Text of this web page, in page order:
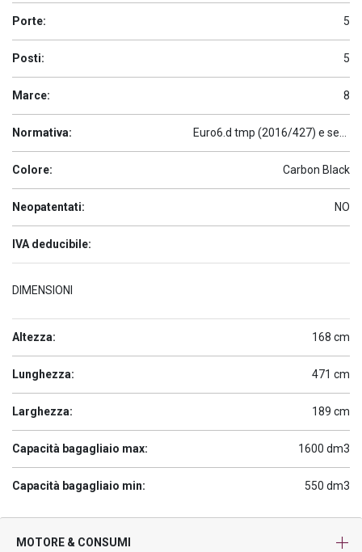
Porte: 5
Posti: 5
Marce: 8
Normativa:
Colore: Carbon Black
Neopatentati: NO
IVA deducibile:
DIMENSIONI
Altezza: 168 cm
Lunghezza: 471 cm
Larghezza: 189 cm
Capacità bagagliaio max: 1600 dm3
Capacità bagagliaio min: 550 dm3
MOTORE & CONSUMI